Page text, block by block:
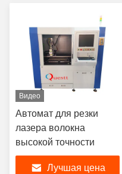
Видео
Автомат для резки
лазера волокна
высокой точности
Лучшая цена